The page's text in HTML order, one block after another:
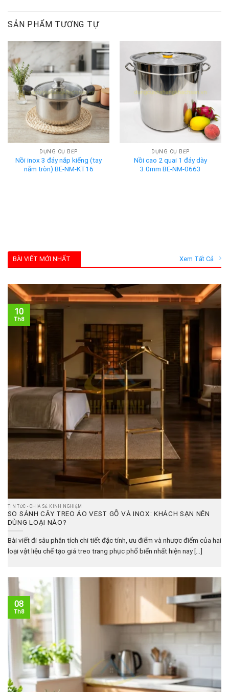
SẢN PHẨM TƯƠNG TỰ
DỤNG CỤ BẾP
Nồi inox 3 đáy nắp kiếng (tay
nắm tròn) BE-NM-KT16
DỤNG CỤ BẾP
Nồi cao 2 quai 1 đáy dày
3.0mm BE-NM-0663
BÀI VIẾT MỚI NHẤT Xem Tất Cả
TIN TỨC - CHIA SẺ KINH NGHIỆM
SO SÁNH CÂY TREO ÁO VEST GỖ VÀ INOX: KHÁCH SẠN NÊN
DÙNG LOẠI NÀO?
Bài viết đi sâu phân tích chi tiết đặc tính, ưu điểm và nhược điểm của hai
loại vật liệu chế tạo giá treo trang phục phổ biến nhất hiện nay [...]
10
Th8
08
Th8